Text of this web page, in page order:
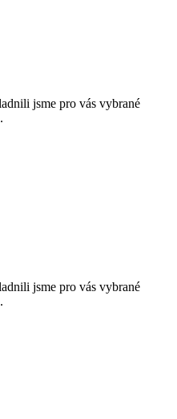
jsme pro vás vybrané
jsme pro vás vybrané